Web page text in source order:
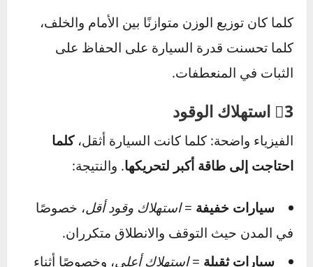
عند الفرملة.
⚠️مثال:الفرق في مسافة الكبح بين سيارة تزن
فرق حاسم في الطوارئ.
2⃣ الانعطاف والتحكم
الوزن يؤثر أيضًا على قدرة السيارة على تغيير
الاتجاه بثبات: